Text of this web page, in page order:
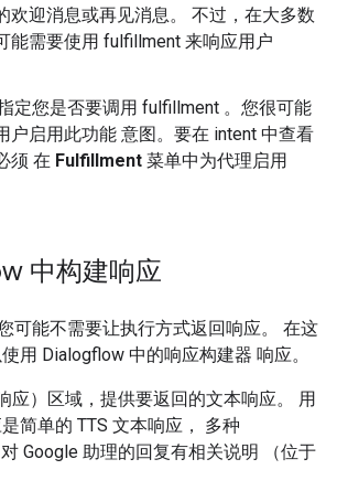
欢迎消息或再见消息。 不过，在大多数
能需要使用 fulfillment 来响应用户
定您是否要调用 fulfillment 。您很可能
户启用此功能 意图。要在 intent 中查看
须 在 Fulfillment 菜单中为代理启用
中构建响应
可能不需要让执行方式返回响应。 在这
用 Dialogflow 中的响应构建器 响应。
响应）区域，提供要返回的文本响应。 用
简单的 TTS 文本响应， 多种
Google 助理的回复有相关说明 （位于